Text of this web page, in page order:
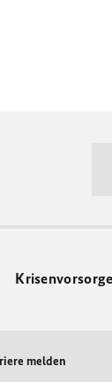
melden